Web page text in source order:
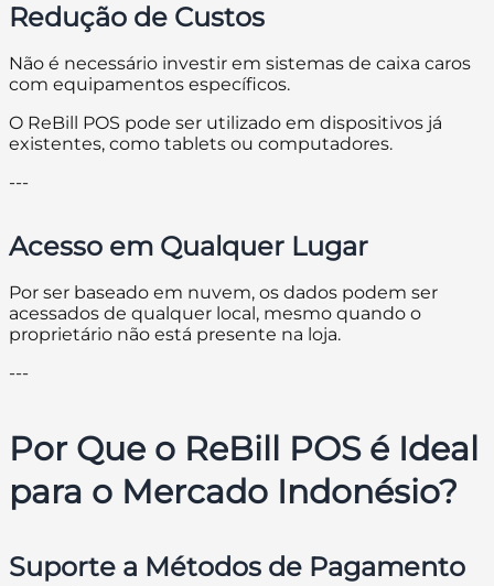
Redução de Custos
Não é necessário investir em sistemas de caixa caros
com equipamentos específicos.
O ReBill POS pode ser utilizado em dispositivos já
existentes, como tablets ou computadores.
---
Acesso em Qualquer Lugar
Por ser baseado em nuvem, os dados podem ser
acessados de qualquer local, mesmo quando o
proprietário não está presente na loja.
---
Por Que o ReBill POS é Ideal
para o Mercado Indonésio?
Suporte a Métodos de Pagamento